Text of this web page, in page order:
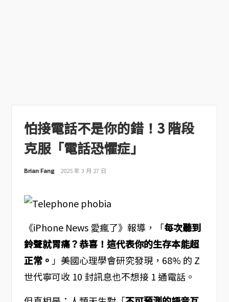
怕接電話不是你的錯！3 階段
克服「電話恐懼症」
Brian Fang 2025 年 3 月 27 日
《iPhone News 愛瘋了》報導，「每次聽到
鈴聲就胃痛？恭喜！這代表你的生存本能超
正常。 」美國心理學會研究發現，68% 的 Z
世代寧可收 10 封訊息也不想接 1 通電話。